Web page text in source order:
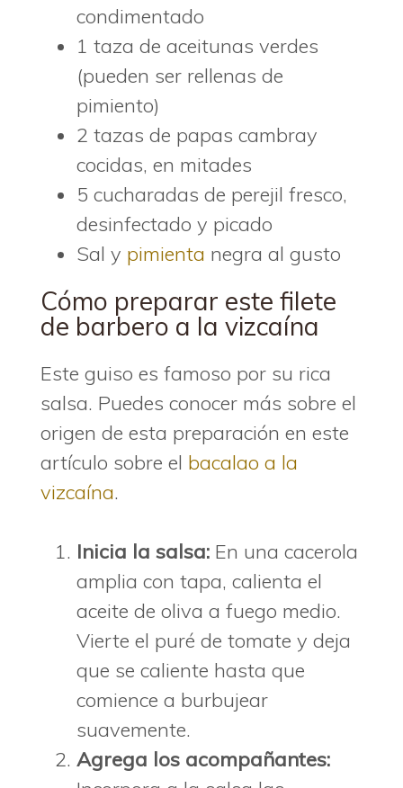
condimentado
1 taza de aceitunas verdes
(pueden ser rellenas de
pimiento)
2 tazas de papas cambray
cocidas, en mitades
5 cucharadas de perejil fresco,
desinfectado y picado
Sal y pimienta negra al gusto
Cómo preparar este filete
de barbero a la vizcaína
Este guiso es famoso por su rica
salsa. Puedes conocer más sobre el
origen de esta preparación en este
artículo sobre el bacalao a la
vizcaína.
Inicia la salsa: En una cacerola
amplia con tapa, calienta el
aceite de oliva a fuego medio.
Vierte el puré de tomate y deja
que se caliente hasta que
comience a burbujear
suavemente.
Agrega los acompañantes: